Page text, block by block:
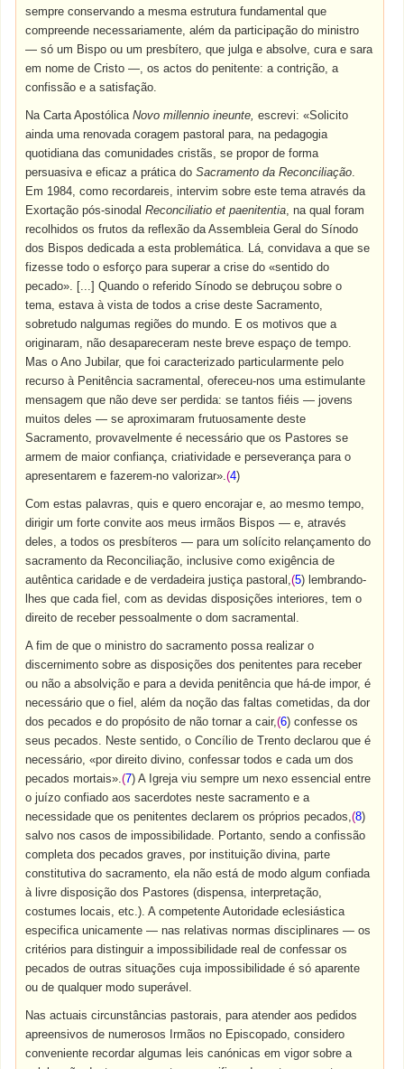
sempre conservando a mesma estrutura fundamental que
compreende necessariamente, além da participação do ministro
— só um Bispo ou um presbítero, que julga e absolve, cura e sara
em nome de Cristo —, os actos do penitente: a contrição, a
confissão e a satisfação.
Na Carta ApostólicaNovo millennio ineunte, escrevi: «Solicito
ainda uma renovada coragem pastoral para, na pedagogia
quotidiana das comunidades cristãs, se propor de forma
persuasiva e eficaz a prática do Sacramento da Reconciliação.
Em 1984, como recordareis, intervim sobre este tema através da
Exortação pós-sinodal Reconciliatio et paenitentia, na qual foram
recolhidos os frutos da reflexão da Assembleia Geral do Sínodo
dos Bispos dedicada a esta problemática. Lá, convidava a que se
fizesse todo o esforço para superar a crise do «sentido do
pecado». [...] Quando o referido Sínodo se debruçou sobre o
tema, estava à vista de todos a crise deste Sacramento,
sobretudo nalgumas regiões do mundo. E os motivos que a
originaram, não desapareceram neste breve espaço de tempo.
Mas o Ano Jubilar, que foi caracterizado particularmente pelo
recurso à Penitência sacramental, ofereceu-nos uma estimulante
mensagem que não deve ser perdida: se tantos fiéis — jovens
muitos deles — se aproximaram frutuosamente deste
Sacramento, provavelmente é necessário que os Pastores se
armem de maior confiança, criatividade e perseverança para o
apresentarem e fazerem-no valorizar».(4)
Com estas palavras, quis e quero encorajar e, ao mesmo tempo,
dirigir um forte convite aos meus irmãos Bispos — e, através
deles, a todos os presbíteros — para um solícito relançamento do
sacramento da Reconciliação, inclusive como exigência de
autêntica caridade e de verdadeira justiça pastoral,(5) lembrando-
lhes que cada fiel, com as devidas disposições interiores, tem o
direito de receber pessoalmente o dom sacramental.
A fim de que o ministro do sacramento possa realizar o
discernimento sobre as disposições dos penitentes para receber
ou não a absolvição e para a devida penitência que há-de impor, é
necessário que o fiel, além da noção das faltas cometidas, da dor
dos pecados e do propósito de não tornar a cair,(6) confesse os
seus pecados. Neste sentido, o Concílio de Trento declarou que é
necessário, «por direito divino, confessar todos e cada um dos
pecados mortais».(7) A Igreja viu sempre um nexo essencial entre
o juízo confiado aos sacerdotes neste sacramento e a
necessidade que os penitentes declarem os próprios pecados,(8)
salvo nos casos de impossibilidade. Portanto, sendo a confissão
completa dos pecados graves, por instituição divina, parte
constitutiva do sacramento, ela não está de modo algum confiada
à livre disposição dos Pastores (dispensa, interpretação,
costumes locais, etc.). A competente Autoridade eclesiástica
especifica unicamente — nas relativas normas disciplinares — os
critérios para distinguir a impossibilidade real de confessar os
pecados de outras situações cuja impossibilidade é só aparente
ou de qualquer modo superável.
Nas actuais circunstâncias pastorais, para atender aos pedidos
apreensivos de numerosos Irmãos no Episcopado, considero
conveniente recordar algumas leis canónicas em vigor sobre a